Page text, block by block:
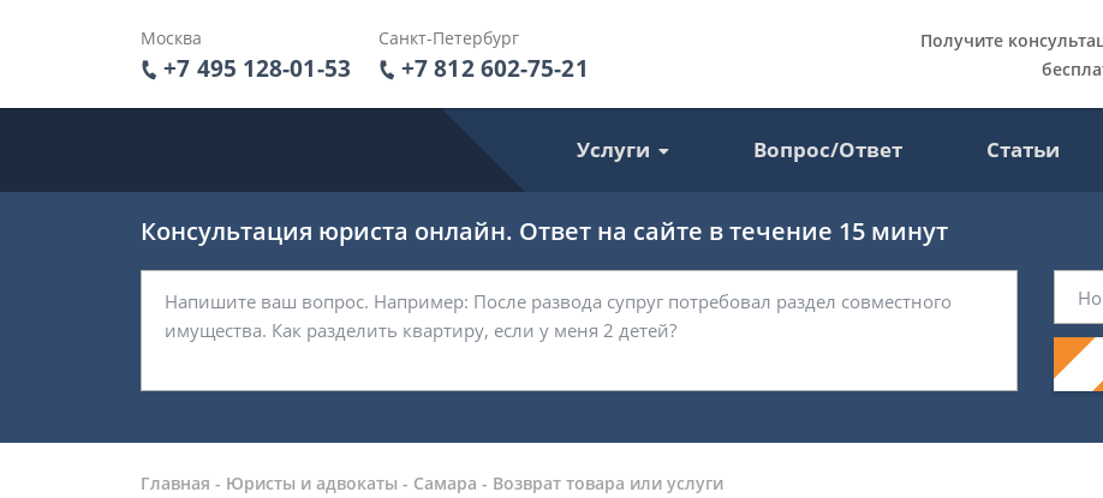
Москва
+7 495 128-01-53
Санкт-Петербург
+7 812 602-75-21
Получите
Услуги Вопрос/Ответ Статьи
Консультация юриста онлайн. Ответ на сайте в течение 15 минут
Главная - Юристы и адвокаты - Самара - Возврат товара или услуги